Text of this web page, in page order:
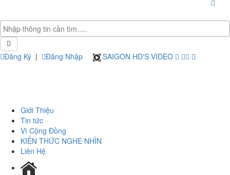
Đăng Ký | Đăng Nhập SAIGON HD'S VIDEO
Giới Thiệu
Tin tức
Vì Cộng Đồng
KIẾN THỨC NGHE NHÌN
Liên Hệ